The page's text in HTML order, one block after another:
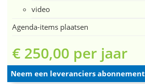
video
Agenda-items plaatsen
€ 250,00 per jaar
Neem een leveranciers abonnement